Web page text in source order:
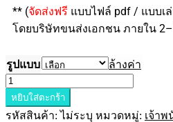
** (จัดส่งฟรี แบบไฟล์ pdf / แบบเ
โดยบริษัทขนส่งเอกชน ภายใน
รูปแบบ ล้างค่า
หยิบใส่ตะกร้า
รหัสสินค้า:ไม่ระบุ หมวดหมู่: เจ้าพ